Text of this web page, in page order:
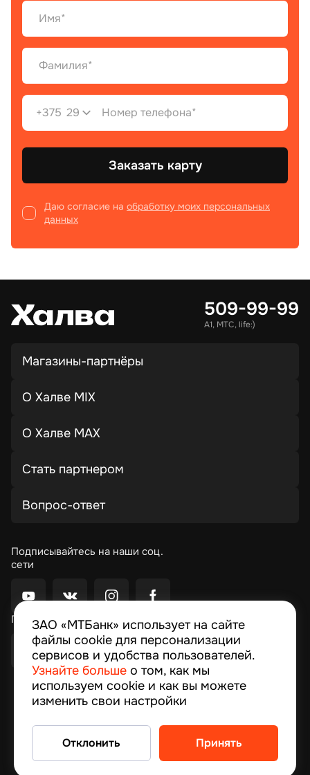
ЗАО «МТБанк» использует на сайте
файлы cookie для персонализации
сервисов и удобства пользователей.
Узнайте больше о том, как мы
используем cookie и как вы можете
изменить свои настройки
Принять
Отклонить
+375 29
Заказать карту
Даю согласие на обработку моих персональных
данных
509-99-99
А1, МТС, life:)
Магазины-партнёры
О Халве MIX
О Халве MAX
Стать партнером
Вопрос-ответ
© 1994–2024 ЗАО “МТБанк”, улица Толстого,10,
Минск, Республика Беларусь Лицензия на
осуществление банковской деятельности № 13
выдана 09.02.2024
© 2026, MTBank
Подписывайтесь на наши соц.
сети
Приложение Moby